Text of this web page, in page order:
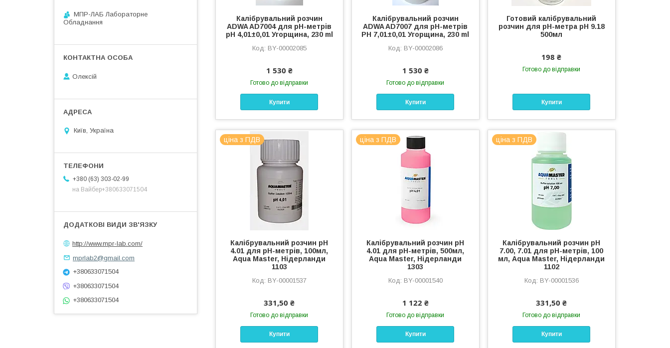
Калібрувальний розчин
ADWA AD7004 для pН-метрів
pН 4,01±0,01 Угорщина, 230 ml
BY-00002085
1 530 ₴
Готово до відправки
Купити
Калібрувальний розчин
ADWA AD7007 для рН-метрів
РН 7,01±0,01 Угорщина, 230 ml
BY-00002086
1 530 ₴
Готово до відправки
Купити
Готовий калібрувальний
розчин для рН-метра рН 9.18
500мл
198 ₴
Готово до відправки
Купити
ціна з ПДВ
Калібрувальний розчин pH
4.01 для pH-метрів, 100мл,
Aqua Master, Нідерланди
1103
BY-00001537
331,50 ₴
Готово до відправки
Купити
ціна з ПДВ
Калібрувальний розчин pH
4.01 для pH-метрів, 500мл,
Aqua Master, Нідерланди
1303
BY-00001540
1 122 ₴
Готово до відправки
Купити
ціна з ПДВ
Калібрувальний розчин pH
7.00, 7.01 для pH-метрів, 100
мл, Aqua Master, Нідерланди
1102
BY-00001536
331,50 ₴
Готово до відправки
Купити
МПР-ЛАБ Лабораторне
Обладнання
Олексій
Київ, Україна
+380 (63) 303-02-99
на Вайбер+380633071504
http://www.mpr-lab.com/
mprlab2@gmail.com
+380633071504
+380633071504
+380633071504